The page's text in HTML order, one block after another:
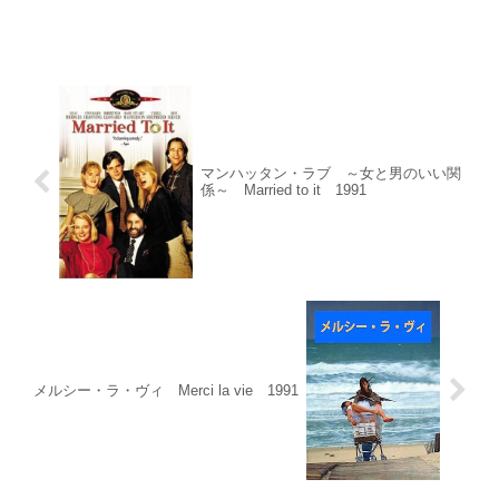
マンハッタン・ラブ ～女と男のいい関
係～ Married to it 1991
メルシー・ラ・ヴィ Merci la vie 1991